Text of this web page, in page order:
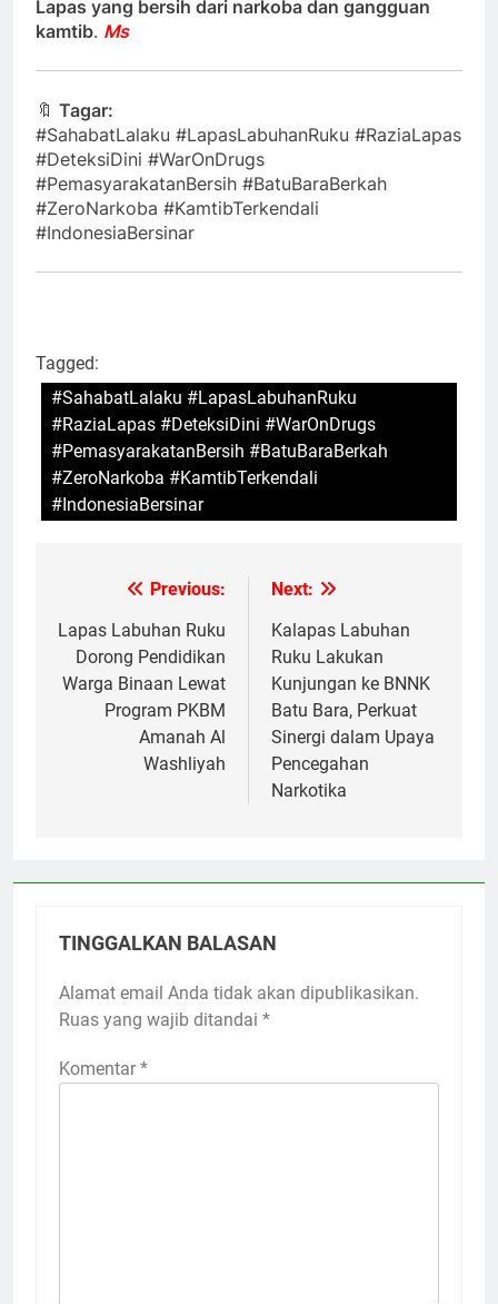
Lapas yang bersih dari narkoba dan gangguan
kamtib. Ms
🔖 Tagar:
#SahabatLalaku #LapasLabuhanRuku #RaziaLapas
#DeteksiDini #WarOnDrugs
#PemasyarakatanBersih #BatuBaraBerkah
#ZeroNarkoba #KamtibTerkendali
#IndonesiaBersinar
Tagged:
#SahabatLalaku #LapasLabuhanRuku
#RaziaLapas #DeteksiDini #WarOnDrugs
#PemasyarakatanBersih #BatuBaraBerkah
#ZeroNarkoba #KamtibTerkendali
#IndonesiaBersinar
Navigasi
pos
Previous:
Lapas Labuhan Ruku
Dorong Pendidikan
Warga Binaan Lewat
Program PKBM
Amanah Al
Washliyah
Next:
Kalapas Labuhan
Ruku Lakukan
Kunjungan ke BNNK
Batu Bara, Perkuat
Sinergi dalam Upaya
Pencegahan
Narkotika
TINGGALKAN BALASAN
Alamat email Anda tidak akan dipublikasikan.
Ruas yang wajib ditandai *
Komentar *